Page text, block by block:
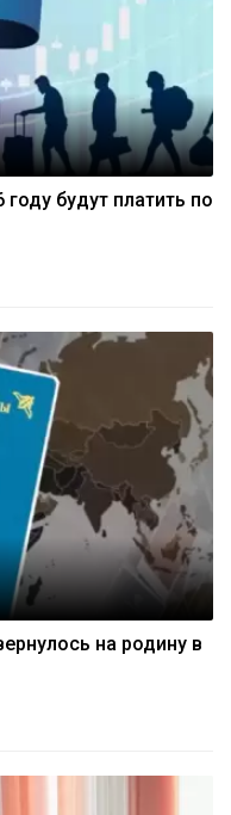
будут платить по
на родину в